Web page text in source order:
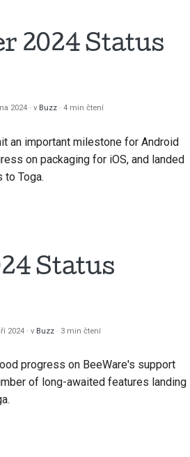
2024 Status
2024 v Buzz 4 min čtení
an important milestone for Android
on packaging for iOS, and landed
to Toga.
Status
2024 v Buzz 3 min čtení
progress on BeeWare's support
of long-awaited features landing